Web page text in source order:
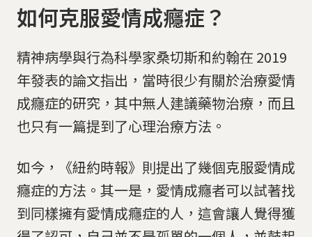
如何克服愛情成癮症？
精神病學與行為科學家桑切斯和約翰在 2019
年發表的論文指出，當時很少有關於治療愛情
成癮症的研究，其中無人建議藥物治療，而且
也只有一篇提到了心理治療方法。
如今，《紐約時報》則提出了幾個克服愛情成
癮症的方法。其一是，愛情成癮者可以試著找
到同樣擁有愛情成癮症的人，這會讓人覺得獲